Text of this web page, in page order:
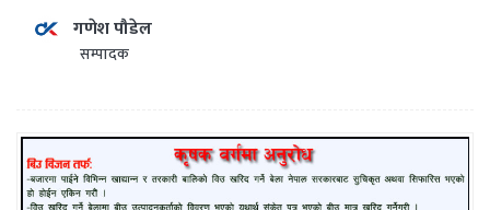
गणेश पौडेल
सम्पादक